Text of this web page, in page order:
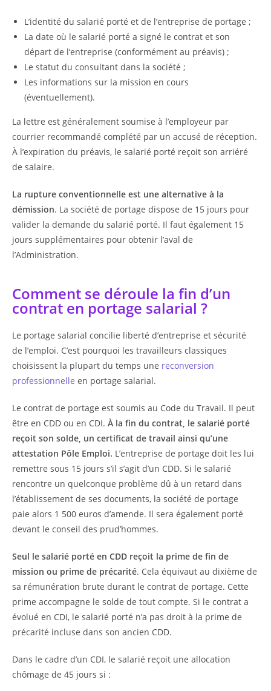
L’identité du salarié porté et de l’entreprise de portage ;
La date où le salarié porté a signé le contrat et son
départ de l’entreprise (conformément au préavis) ;
Le statut du consultant dans la société ;
Les informations sur la mission en cours
(éventuellement).
La lettre est généralement soumise à l’employeur par
courrier recommandé complété par un accusé de réception.
À l’expiration du préavis, le salarié porté reçoit son arriéré
de salaire.
La rupture conventionnelle est une alternative à la
démission. La société de portage dispose de 15 jours pour
valider la demande du salarié porté. Il faut également 15
jours supplémentaires pour obtenir l’aval de
l’Administration.
Comment se déroule la fin d’un
contrat en portage salarial ?
Le portage salarial concilie liberté d’entreprise et sécurité
de l’emploi. C’est pourquoi les travailleurs classiques
choisissent la plupart du temps une reconversion
professionnelle en portage salarial.
Le contrat de portage est soumis au Code du Travail. Il peut
être en CDD ou en CDI. À la fin du contrat, le salarié porté
reçoit son solde, un certificat de travail ainsi qu’une
attestation Pôle Emploi. L’entreprise de portage doit les lui
remettre sous 15 jours s’il s’agit d’un CDD. Si le salarié
rencontre un quelconque problème dû à un retard dans
l’établissement de ses documents, la société de portage
paie alors 1 500 euros d’amende. Il sera également porté
devant le conseil des prud’hommes.
Seul le salarié porté en CDD reçoit la prime de fin de
mission ou prime de précarité. Cela équivaut au dixième de
sa rémunération brute durant le contrat de portage. Cette
prime accompagne le solde de tout compte. Si le contrat a
évolué en CDI, le salarié porté n’a pas droit à la prime de
précarité incluse dans son ancien CDD.
Dans le cadre d’un CDI, le salarié reçoit une allocation
chômage de 45 jours si :